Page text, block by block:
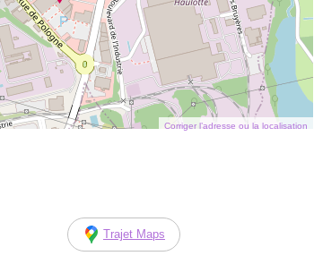
Corriger l’adresse ou la localisation
Trajet Maps